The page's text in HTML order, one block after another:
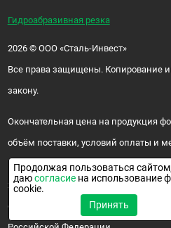
Гидроабразивная резка
2026 ©ООО «Сталь-Инвест»
Все права защищены. Копирование
закону.
Окончательная цена на продукция
объём поставки, условий оплаты и
цене и наличии продукции носит
характер и ни при каких условиях не
определяемой положениями ч. 2 ст.
Продолжая пользоваться
даюсогласие на использование
cookie.
Принять